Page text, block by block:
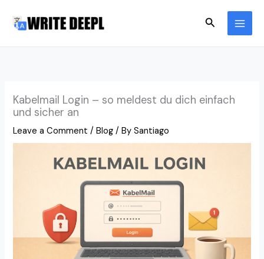
Search
Kabelmail Login – so meldest du dich einfach
und sicher an
Leave a Comment /Blog / BySantiago